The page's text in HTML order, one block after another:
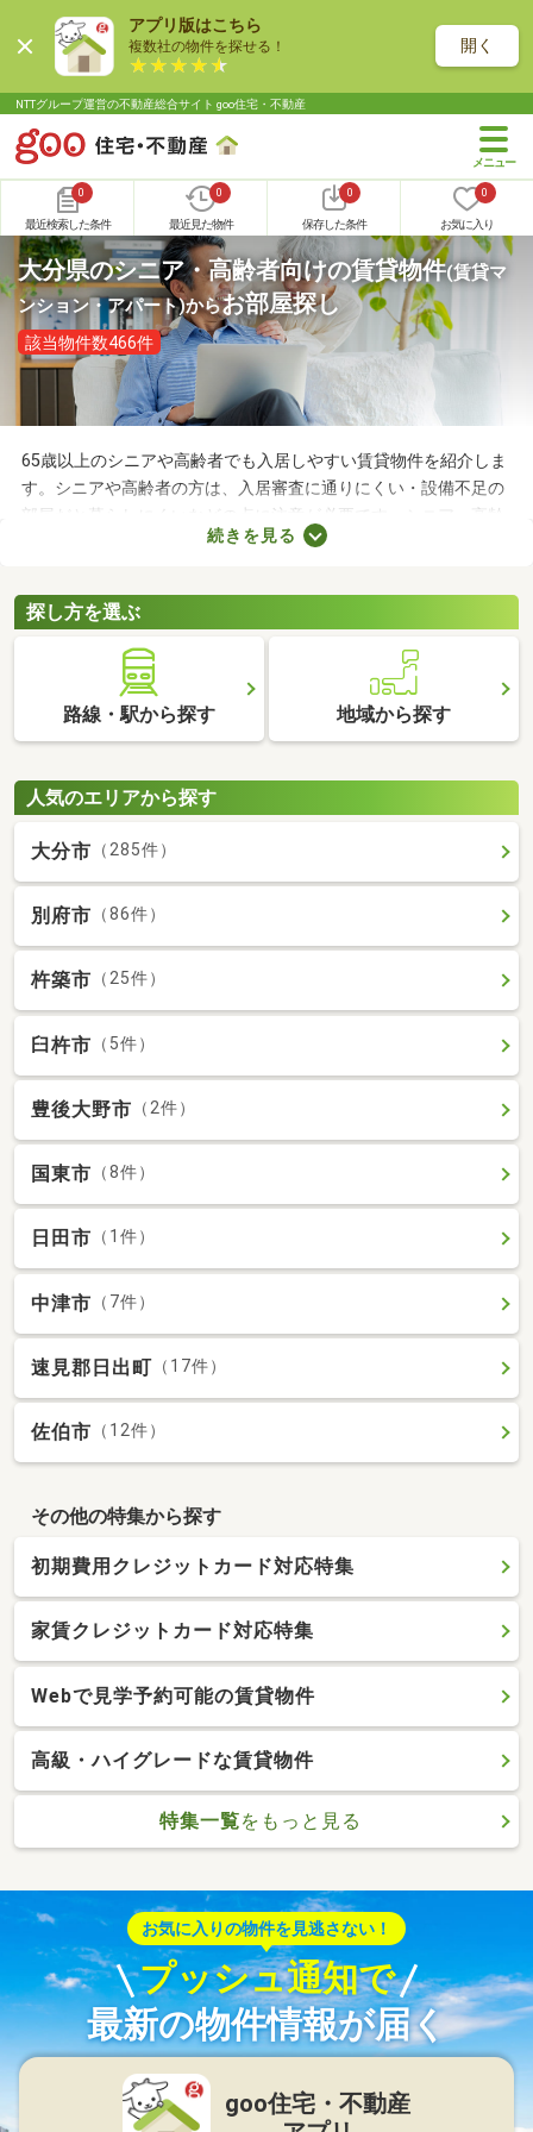
アプリ版はこちら
複数社の物件を探せる！ 開く
NTTグループ運営の不動産総合サイト goo住宅・不動産
0
最近検索した条件
0
最近見た物件
0
保存した条件
0
お気に入り
大分県のシニア・高齢者向けの賃貸物件(賃貸マ
ンション・アパート)からお部屋探し
該当物件数466件
65歳以上のシニアや高齢者でも入居しやすい賃貸物件を紹介しま
す。シニアや高齢者の方は、入居審査に通りにくい・設備不足の
部屋だと暮らしにくいなどの点に注意が必要です。シニア・高齢
者向けの物件はバリアフリー仕様が多いので、足腰が悪くても不
めにも、お気に入りの物件を見つけてくださいね。
続きを見る
探し方を選ぶ
路線・駅から探す 地域から探す
人気のエリアから探す
大分市 （285件）
別府市 （86件）
杵築市 （25件）
臼杵市 （5件）
豊後大野市 （2件）
国東市 （8件）
日田市 （1件）
中津市 （7件）
速見郡日出町 （17件）
佐伯市 （12件）
その他の特集から探す
初期費用クレジットカード対応特集
家賃クレジットカード対応特集
Webで見学予約可能の賃貸物件
高級・ハイグレードな賃貸物件
特集一覧をもっと見る
お気に入りの物件を見逃さない！
プッシュ通知で
最新の物件情報が届く
goo住宅・不動産